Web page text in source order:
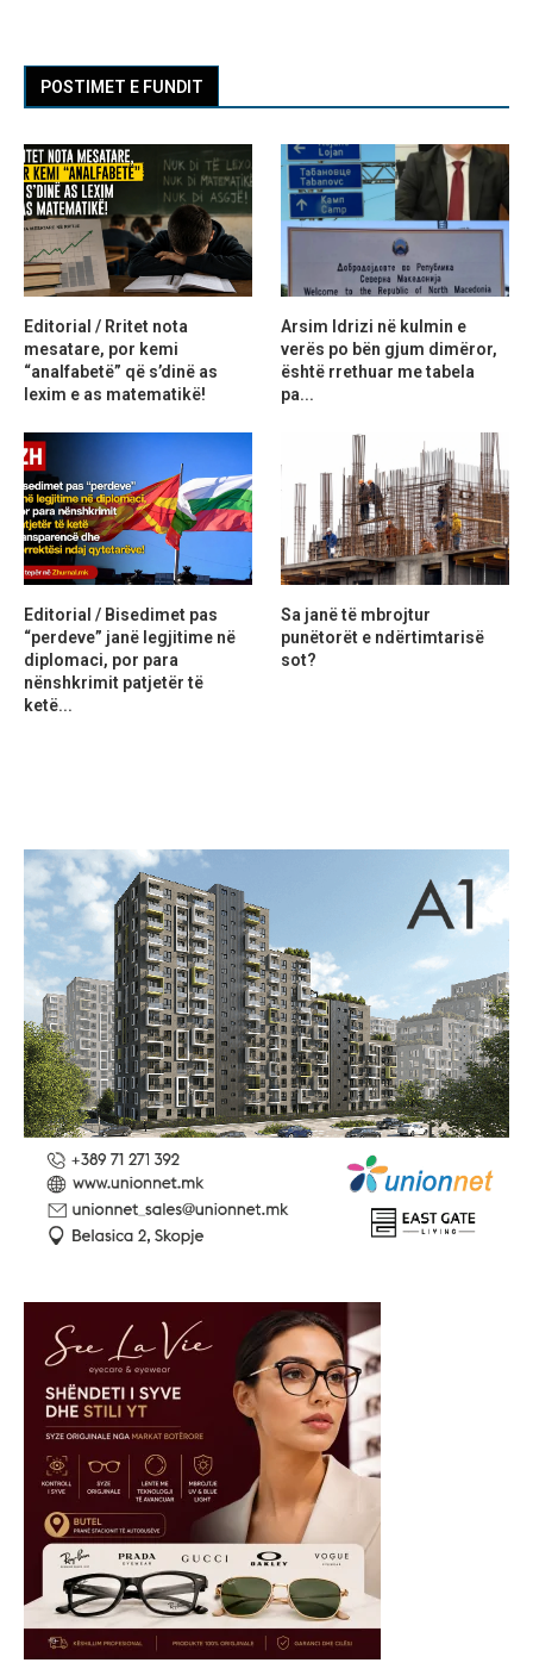
POSTIMET E FUNDIT
Editorial / Rritet nota
mesatare, por kemi
“analfabetë” që s’dinë as
lexim e as matematikë!
Arsim Idrizi në kulmin e
verës po bën gjum dimëror,
është rrethuar me tabela
pa...
Editorial / Bisedimet pas
“perdeve” janë legjitime në
diplomaci, por para
nënshkrimit patjetër të
ketë...
Sa janë të mbrojtur
punëtorët e ndërtimtarisë
sot?